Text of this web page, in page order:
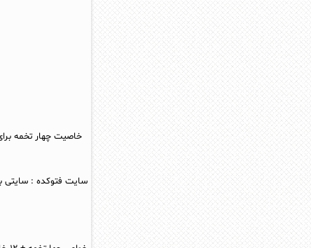
خاصیت چهار تخمه
سایت فتوکده :سایتی